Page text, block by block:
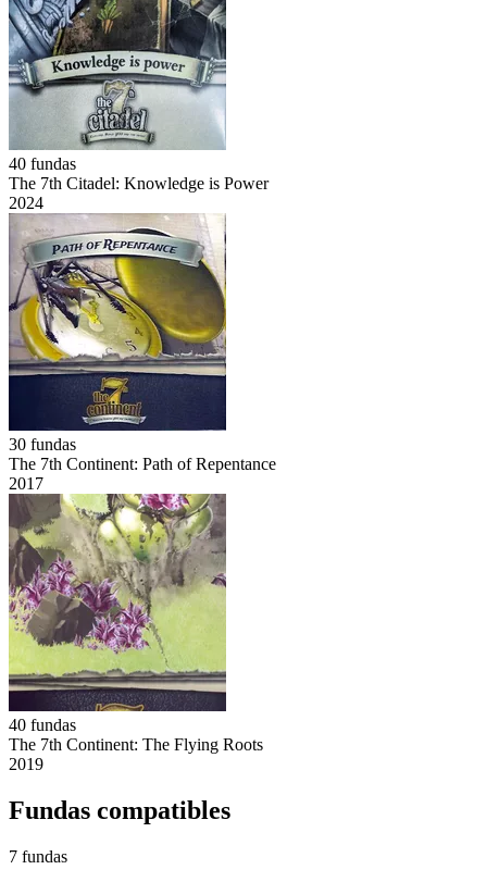
40 fundas
The 7th Citadel: Knowledge is Power
2024
30 fundas
The 7th Continent: Path of Repentance
2017
40 fundas
The 7th Continent: The Flying Roots
2019
Fundas compatibles
7 fundas